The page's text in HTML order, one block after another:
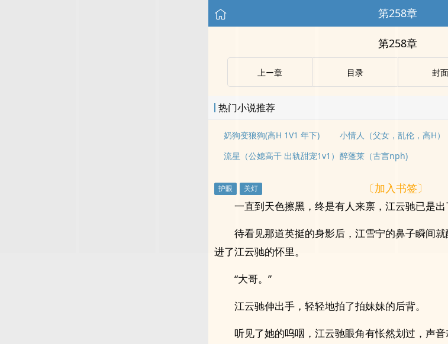
第258章
第258章
上ー章 目录 封面
热门小说推荐
奶狗变狼狗(高H 1V1 年下) 小情人（父女，乱伦，高H）
流星（公媳高干 出轨甜宠1v1） 醉蓬莱（古言nph)
〔加入书签〕
一直到天色擦黑，终是有人来禀，江云驰已是出
待看见那道英挺的身影后，江雪宁的鼻子瞬间
进了江云驰的怀里。
“大哥。”
江云驰伸出手，轻轻地拍了拍妹妹的后背。
听见了她的呜咽，江云驰眼角有怅然划过，声